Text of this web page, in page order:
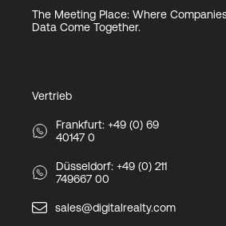
The Meeting Place: Where
Data Come Together.
Vertrieb
Frankfurt: +49 (0) 69
40147 0
Düsseldorf: +49 (0) 211
749667 00
sales@digitalrealty.com